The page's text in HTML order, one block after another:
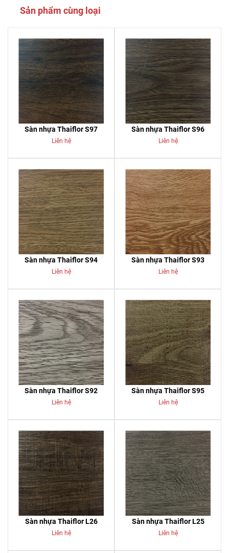
Sản phẩm cùng loại
Sàn nhựa Thaiflor S97
Liên hệ
Sàn nhựa Thaiflor S96
Liên hệ
Sàn nhựa Thaiflor S94
Liên hệ
Sàn nhựa Thaiflor S93
Liên hệ
Sàn nhựa Thaiflor S92
Liên hệ
Sàn nhựa Thaiflor S95
Liên hệ
Sàn nhựa Thaiflor L26
Liên hệ
Sàn nhựa Thaiflor L25
Liên hệ